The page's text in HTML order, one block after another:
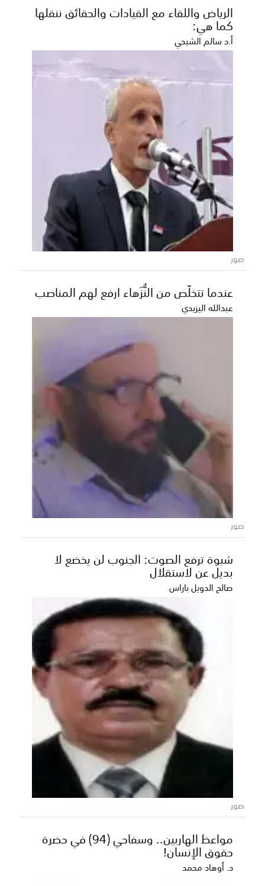
الرياض واللقاء مع القيادات والحقائق ننقلها
كما هي:
أ.د سالم الشبحي
صور
عندما تتخلّص من النُّزَهاء ارفع لهم المناصب
عبدالله اليزيدي
صور
شبوة ترفع الصوت: الجنوب لن يخضع لا
بديل عن لاستقلال
صالح الدويل باراس
صور
مواعظ الهاربين.. وسفاحي (94) في حضرة
حقوق الإنسان!
د. أوهاد محمد